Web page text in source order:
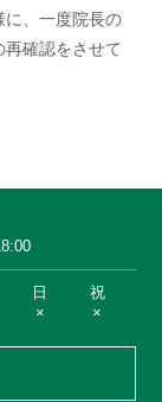
に、一度院長の
確認をさせて
日
祝
× ×